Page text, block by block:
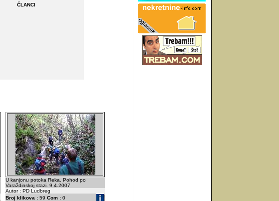
ČLANCI
U kanjonu potoka Reka. Pohod po
Varaždinskoj stazi. 9.4.2007
Autor : PD Ludbreg
Broj klikova : 59 Com : 0